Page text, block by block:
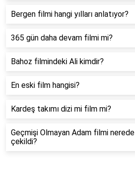
Bergen filmi hangi yılları anlatıyor?
365 gün daha devam filmi mi?
Bahoz filmindeki Ali kimdir?
En eski film hangisi?
Kardeş takımı dizi mi film mi?
Geçmişi Olmayan Adam filmi nerede
çekildi?